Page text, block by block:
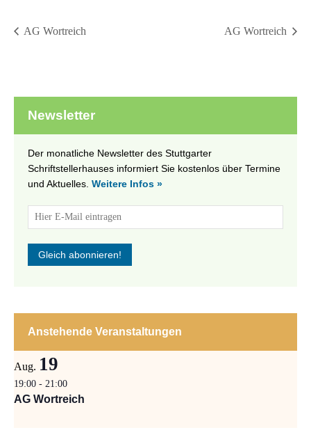
AG Wortreich AG Wortreich
Newsletter
Der monatliche Newsletter des Stuttgarter
Schriftstellerhauses informiert Sie kostenlos über Termine
und Aktuelles. Weitere Infos »
Anstehende Veranstaltungen
Aug. 19
19:00 - 21:00
AG Wortreich